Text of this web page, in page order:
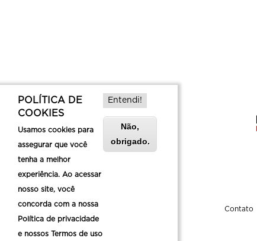
Contato
POLÍTICA DE
COOKIES
Usamos cookies para
assegurar que você
tenha a melhor
experiência. Ao acessar
nosso site, você
concorda com a nossa
Política de privacidade
e nossos Termos de uso
Entendi!
Não,
obrigado.